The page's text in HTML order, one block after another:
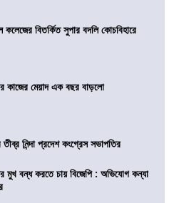
কলেজের বিতর্কিত সুপার বদলি কোচবিহারে
কাজের মেয়াদ এক বছর বাড়লো
নিন্দা প্রদেশ কংগ্রেস সভাপতির
মুখ বন্ধ করতে চায় বিজেপি : অভিযোগ কন্যা